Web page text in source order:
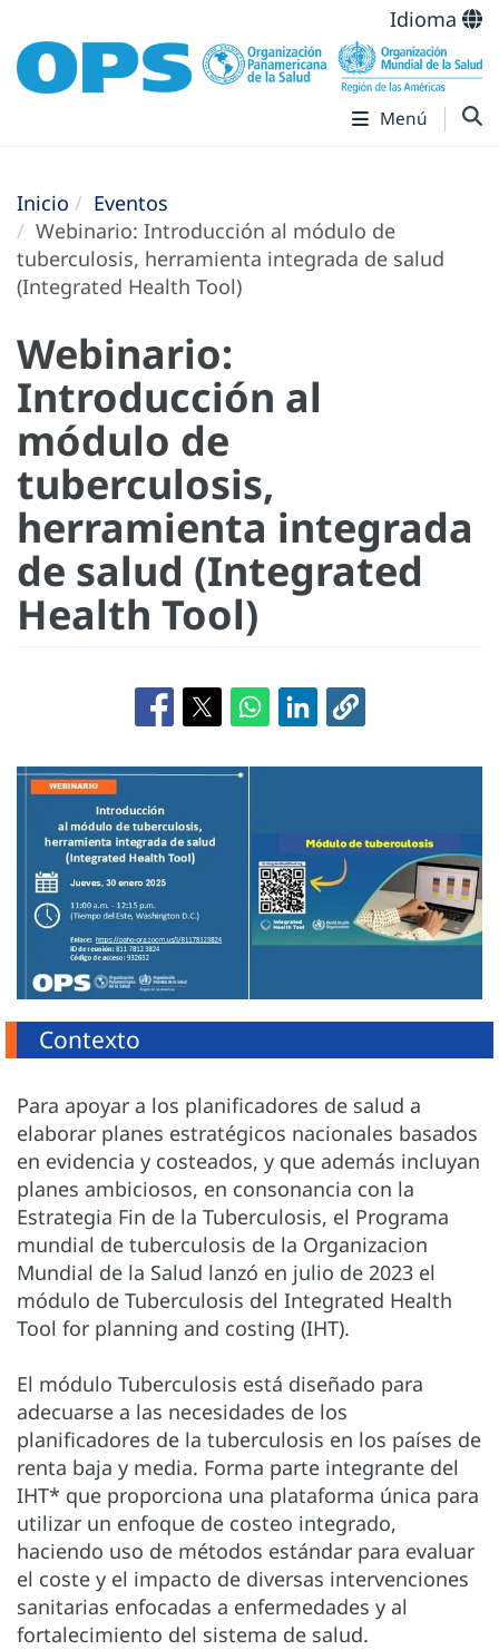
Idioma
Menú
Inicio
Eventos
Webinario: Introducción al módulo de
tuberculosis, herramienta integrada de salud
(Integrated Health Tool)
Webinario:
Introducción al
módulo de
tuberculosis,
herramienta integrada
de salud (Integrated
Health Tool)
Contexto
Para apoyar a los planificadores de salud a
elaborar planes estratégicos nacionales basados
en evidencia y costeados, y que además incluyan
planes ambiciosos, en consonancia con la
Estrategia Fin de la Tuberculosis, el Programa
mundial de tuberculosis de la Organizacion
Mundial de la Salud lanzó en julio de 2023 el
módulo de Tuberculosis del Integrated Health
Tool for planning and costing (IHT).
El módulo Tuberculosis está diseñado para
adecuarse a las necesidades de los
planificadores de la tuberculosis en los países de
renta baja y media. Forma parte integrante del
IHT* que proporciona una plataforma única para
utilizar un enfoque de costeo integrado,
haciendo uso de métodos estándar para evaluar
el coste y el impacto de diversas intervenciones
sanitarias enfocadas a enfermedades y al
fortalecimiento del sistema de salud.